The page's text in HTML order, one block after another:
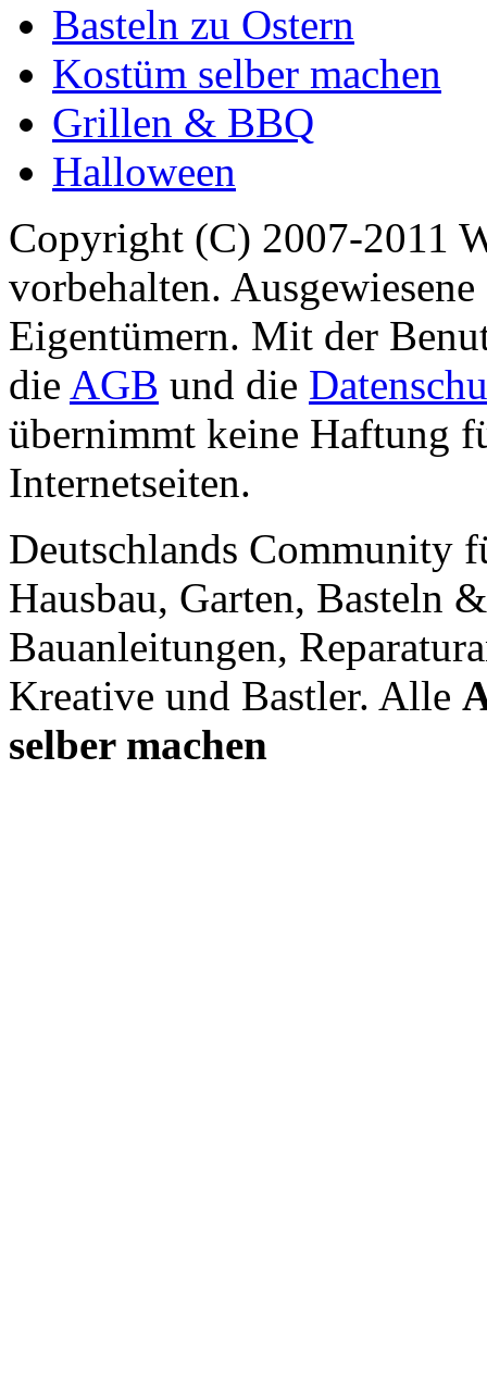
Basteln zu Ostern
Kostüm selber machen
Grillen & BBQ
Halloween
Copyright (C) 2007-2011
vorbehalten.
Eigentümern. Mit der
die AGB und die
übernimmt keine Haftung
Internetseiten.
Deutschlands Community
Hausbau, Garten, Basteln
Bauanleitungen,
Kreative und Bastler. Alle
selber machen